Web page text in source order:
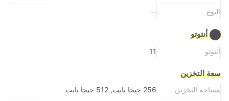
النوع
--
أنتوتو
أنتوتو 11
سعة التخزين
مساحة التخزين
256 جيجا بايت, 512 جيجا بايت